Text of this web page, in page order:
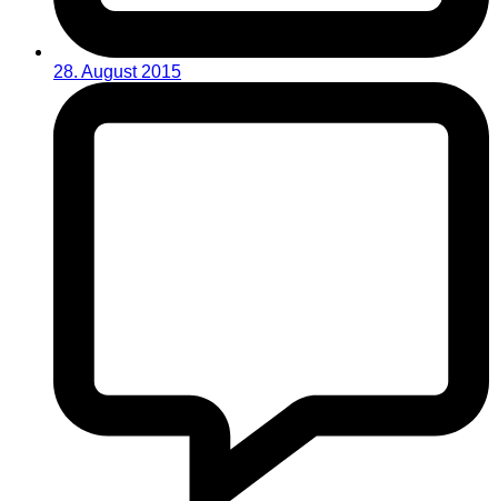
28. August 2015